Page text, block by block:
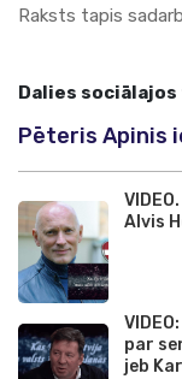
Raksts tapis
Dalies
Pēteris Apinis
Alvis
par
jeb